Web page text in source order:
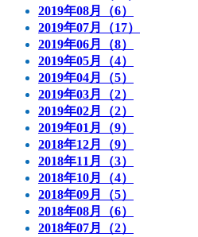
2019年08月（6）
2019年07月（17）
2019年06月（8）
2019年05月（4）
2019年04月（5）
2019年03月（2）
2019年02月（2）
2019年01月（9）
2018年12月（9）
2018年11月（3）
2018年10月（4）
2018年09月（5）
2018年08月（6）
2018年07月（2）